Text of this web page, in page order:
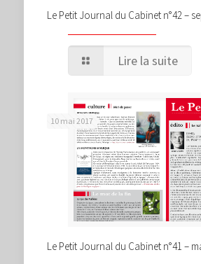
Le Petit Journal du Cabinet n°42 –
Lire la suite
10 mai 2017
Le Petit Journal du Cabinet n°41 –